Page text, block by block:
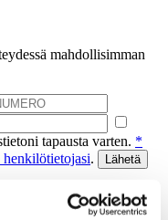
mahdollisimman
tapausta varten. *
.